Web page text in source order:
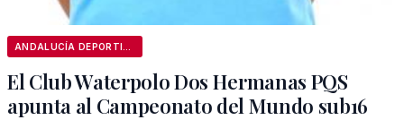
El Club Waterpolo Dos Hermanas PQS
apunta al Campeonato del Mundo sub16